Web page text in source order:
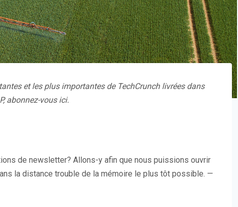
et les plus importantes de TechCrunch livrées dans
abonnez-vous ici.
de newsletter? Allons-y afin que nous puissions ouvrir
la distance trouble de la mémoire le plus tôt possible. —